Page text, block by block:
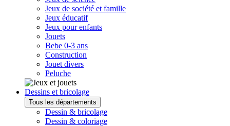
Jeux de société et famille
Jeux éducatif
Jeux pour enfants
Jouets
Bebe 0-3 ans
Construction
Jouet divers
Peluche
Dessins et bricolage
Tous les départements
Dessin & bricolage
Dessin & coloriage